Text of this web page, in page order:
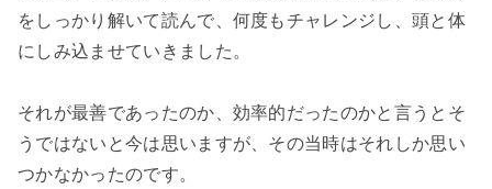
をしっかり解いて読んで、何度もチャレンジし、頭と体
にしみ込ませていきました。
それが最善であったのか、効率的だったのかと言うとそ
うではないと今は思いますが、その当時はそれしか思い
つかなかったのです。